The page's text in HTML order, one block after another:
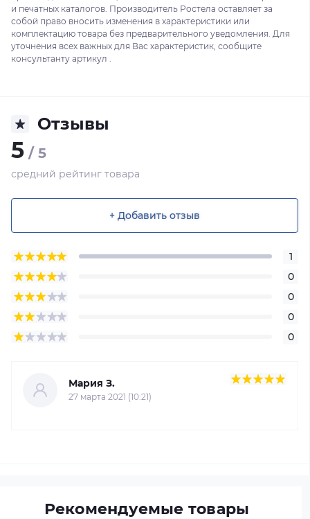
и печатных каталогов. Производитель Ростела оставляет за
собой право вносить изменения в характеристики или
комплектацию товара без предварительного уведомления. Для
уточнения всех важных для Вас характеристик, сообщите
консультанту артикул .
Отзывы
5 / 5
средний рейтинг товара
+ Добавить отзыв
1
0
0
0
0
Мария З.
27 марта 2021 (10:21)
Рекомендуемые товары